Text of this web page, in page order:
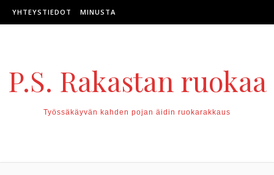
Skip to content
YHTEYSTIEDOT MINUSTA
P.S. Rakastan ruokaa
Työssäkäyvän kahden pojan äidin ruokarakkaus